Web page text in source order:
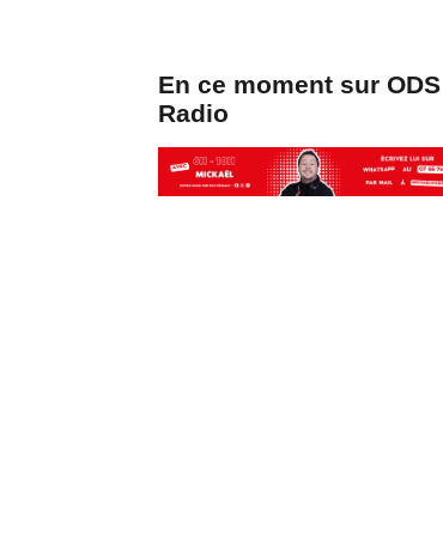
En ce moment sur ODS
Radio